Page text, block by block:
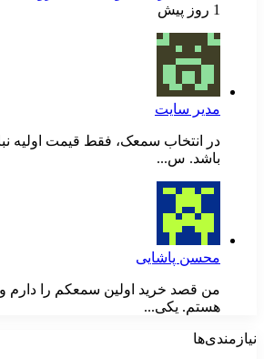
1 روز پیش
مدیر سایت
در انتخاب سمعک، فقط قیمت اولیه
باشد. س...
محسن پاشایی
من قصد خرید اولین سمعکم را دارم
هستم. یکی...
نیازمندی‌ها